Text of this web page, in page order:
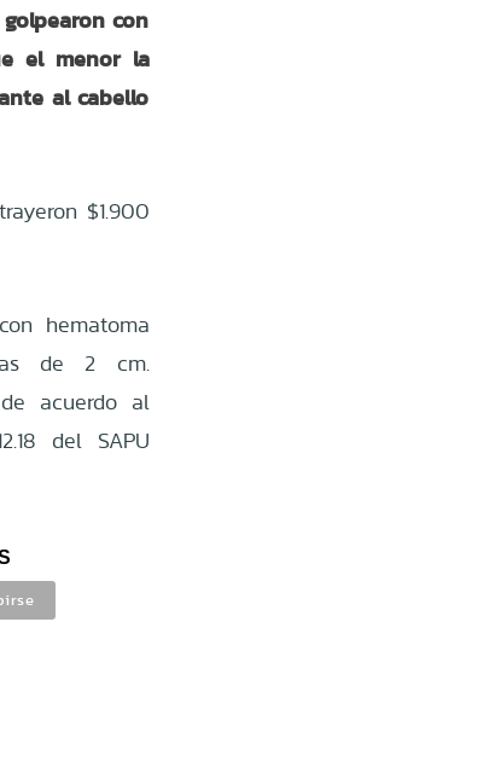
con
el menor la
al cabello
$1.900
hematoma
de 2 cm.
acuerdo al
del SAPU